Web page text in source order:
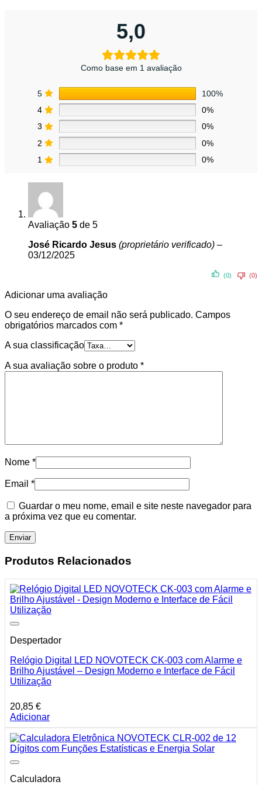
5,0
Como base em 1 avaliação
5
100%
4
0%
3
0%
2
0%
1
0%
Avaliação 5 de 5
José Ricardo Jesus (proprietário verificado) –
03/12/2025
(0) (0)
Adicionar uma avaliação
O seu endereço de email não será publicado. Campos
obrigatórios marcados com *
A sua classificação
A sua avaliação sobre o produto *
Nome *
Email *
Guardar o meu nome, email e site neste navegador para
a próxima vez que eu comentar.
Produtos Relacionados
Despertador
Relógio Digital LED NOVOTECK CK-003 com Alarme e
Brilho Ajustável – Design Moderno e Interface de Fácil
Utilização
20,85 €
Adicionar
Calculadora